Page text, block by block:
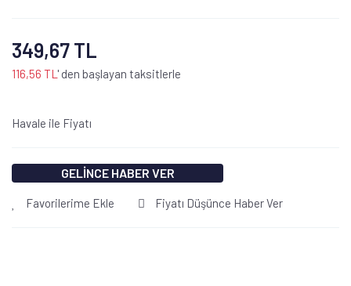
349,67 TL
116,56 TL ' den başlayan taksitlerle
Havale ile Fiyatı
GELİNCE HABER VER
Favorilerime Ekle Fiyatı Düşünce Haber Ver